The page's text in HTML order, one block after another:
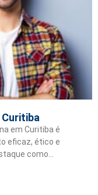
em Curitiba é
eficaz, ético e
como…